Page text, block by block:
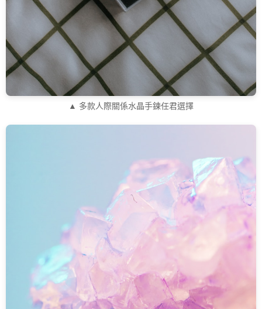
▲ 多款人際關係水晶手鍊任君選擇